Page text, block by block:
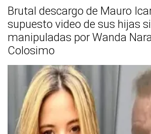
Brutal descargo de Mauro
supuesto video de sus hijas
manipuladas por Wanda
Colosimo